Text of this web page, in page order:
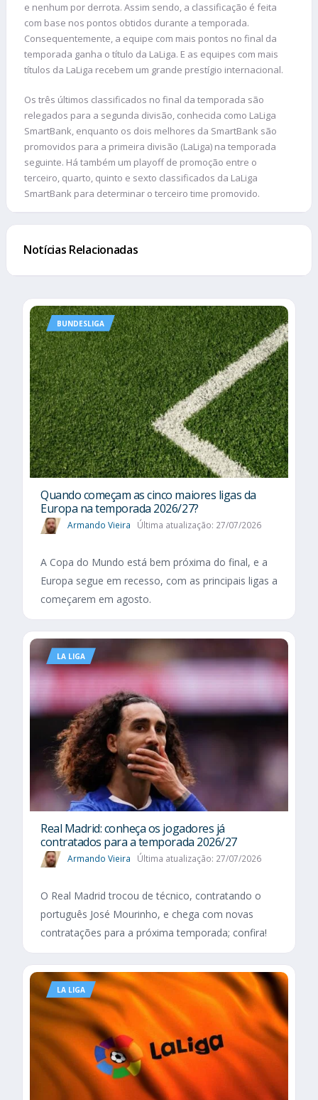
e nenhum por derrota. Assim sendo, a classificação é feita
com base nos pontos obtidos durante a temporada.
Consequentemente, a equipe com mais pontos no final da
temporada ganha o título da LaLiga. E as equipes com mais
títulos da LaLiga recebem um grande prestígio internacional.
Os três últimos classificados no final da temporada são
relegados para a segunda divisão, conhecida como LaLiga
SmartBank, enquanto os dois melhores da SmartBank são
promovidos para a primeira divisão (LaLiga) na temporada
seguinte. Há também um playoff de promoção entre o
terceiro, quarto, quinto e sexto classificados da LaLiga
SmartBank para determinar o terceiro time promovido.
Notícias Relacionadas
BUNDESLIGA
Quando começam as cinco maiores ligas da
Europa na temporada 2026/27?
Armando Vieira Última atualização: 27/07/2026
A Copa do Mundo está bem próxima do final, e a
Europa segue em recesso, com as principais ligas a
começarem em agosto.
LA LIGA
Real Madrid: conheça os jogadores já
contratados para a temporada 2026/27
Armando Vieira Última atualização: 27/07/2026
O Real Madrid trocou de técnico, contratando o
português José Mourinho, e chega com novas
contratações para a próxima temporada; confira!
LA LIGA